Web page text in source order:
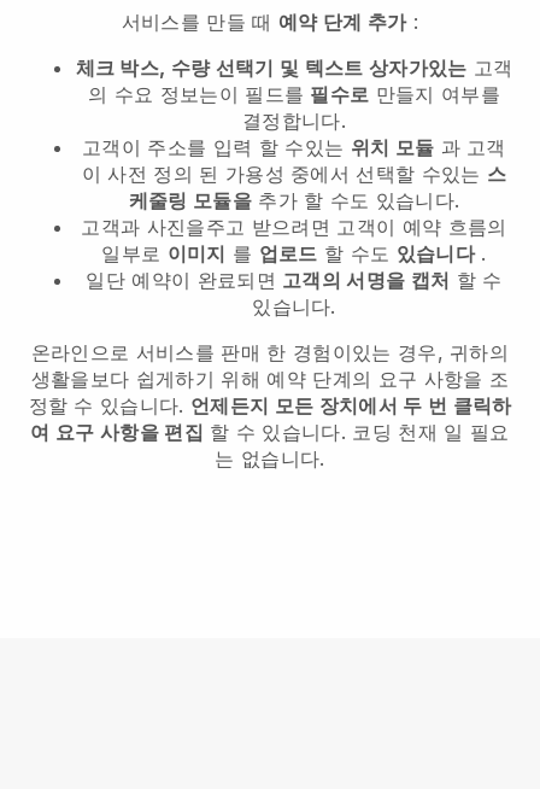
서비스를 만들 때 예약 단계 추가:
체크 박스, 수량 선택기 및 텍스트 상자가있는 고객
의 수요 정보는이 필드를 필수로 만들지 여부를
결정합니다.
고객이 주소를 입력 할 수있는 위치 모듈 과 고객
이 사전 정의 된 가용성 중에서 선택할 수있는 스
케줄링 모듈을추가 할 수도 있습니다.
고객과 사진을주고 받으려면 고객이 예약 흐름의
일부로 이미지 를 업로드 할 수도 있습니다.
일단 예약이 완료되면 고객의 서명을 캡처 할 수
있습니다.
온라인으로 서비스를 판매 한 경험이있는 경우, 귀하의
생활을보다 쉽게하기 위해 예약 단계의 요구 사항을 조
정할 수 있습니다. 언제든지 모든 장치에서 두 번 클릭하
여 요구 사항을 편집 할 수 있습니다. 코딩 천재 일 필요
는 없습니다.